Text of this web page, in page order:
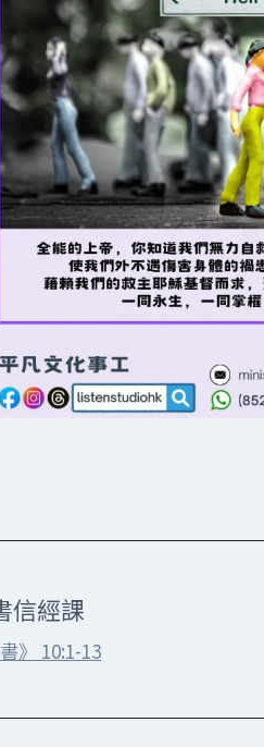
信經課
》 10:1-13